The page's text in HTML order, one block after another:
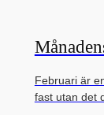
Februari är
fast utan det